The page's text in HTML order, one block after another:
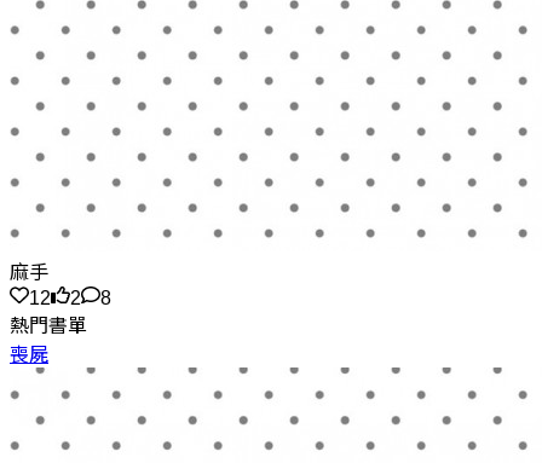
麻手
12
2
8
熱門書單
喪屍